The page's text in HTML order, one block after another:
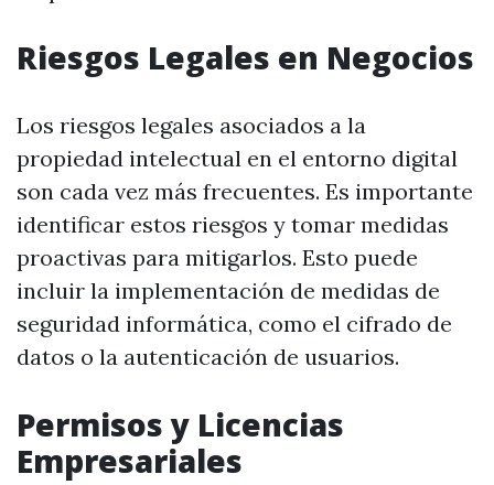
Riesgos Legales en Negocios
Los riesgos legales asociados a la
propiedad intelectual en el entorno digital
son cada vez más frecuentes. Es importante
identificar estos riesgos y tomar medidas
proactivas para mitigarlos. Esto puede
incluir la implementación de medidas de
seguridad informática, como el cifrado de
datos o la autenticación de usuarios.
Permisos y Licencias
Empresariales